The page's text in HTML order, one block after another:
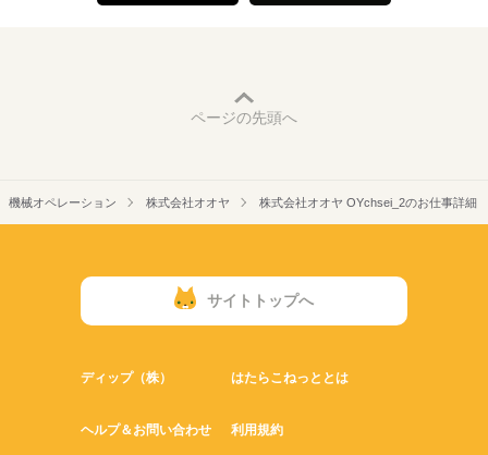
ページの先頭へ
機械オペレーション 株式会社オオヤ 株式会社オオヤ OYchsei_2のお仕事詳細
サイトトップへ
ディップ（株） はたらこねっととは
ヘルプ＆お問い合わせ 利用規約